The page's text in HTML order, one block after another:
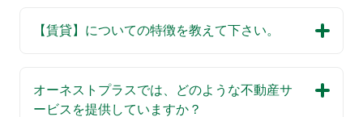
【賃貸】についての特徴を教えて下さい。
オーネストプラスでは、どのような不動産サ
ービスを提供していますか？